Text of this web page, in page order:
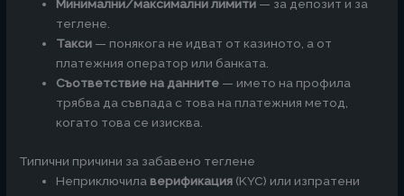
Минимални/максимални лимити — за депозит и за
теглене.
Такси — понякога не идват от казиното, а от
платежния оператор или банката.
Съответствие на данните — името на профила
трябва да съвпада с това на платежния метод,
когато това се изисква.
Типични причини за забавено теглене
Неприключила верификация (KYC) или изпратени